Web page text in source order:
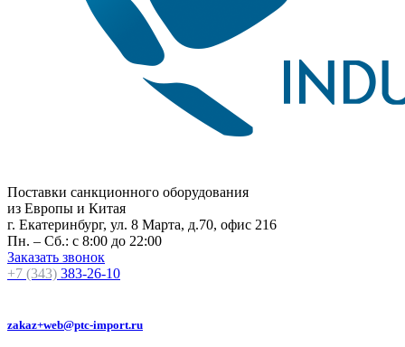
Поставки санкционного оборудования
из Европы и Китая
г. Екатеринбург, ул. 8 Марта, д.70, офис 216
Пн. – Сб.: с 8:00 до 22:00
Заказать звонок
+7 (343) 383-26-10
zakaz+web@ptc-import.ru